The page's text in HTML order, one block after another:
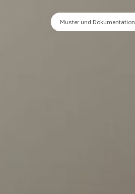
Muster und Dokumentation